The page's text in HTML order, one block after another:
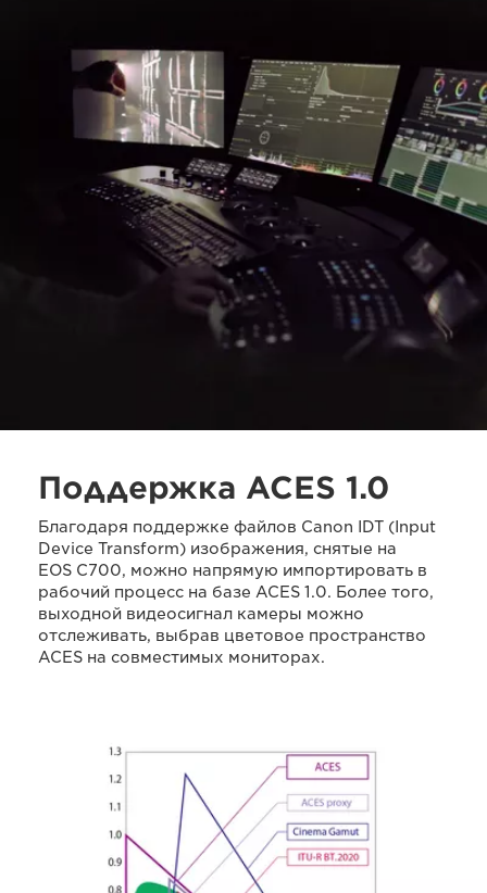
Поддержка ACES 1.0
Благодаря поддержке файлов Canon IDT (Input
Device Transform) изображения, снятые на
EOS C700, можно напрямую импортировать в
рабочий процесс на базе ACES 1.0. Более того,
выходной видеосигнал камеры можно
отслеживать, выбрав цветовое пространство
ACES на совместимых мониторах.